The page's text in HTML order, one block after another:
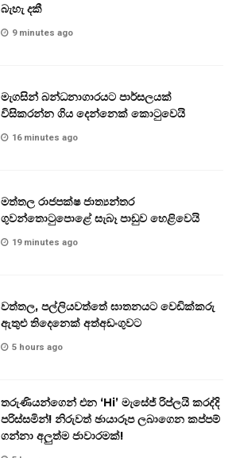
බැහැ දකී
9 minutes ago
මැගසින් බන්ධනාගාරයට පාර්සලයක්
විසිකරන්න ගිය දෙන්නෙක් කොටුවෙයි
16 minutes ago
මත්තල රාජපක්ෂ ජාත්‍යන්තර
ගුවන්තොටුපොළේ සැබෑ පාඩුව හෙළිවෙයි
19 minutes ago
වත්තල, පල්ලියවත්තේ ඝාතනයට වෙඩික්කරු
ඇතුළු තිදෙනෙක් අත්අඩංගුවට
5 hours ago
තරුණියන්ගෙන් එන ‘Hi’ මැසේජ් රිප්ලයි කරද්දි
පරිස්සමින්! නිරුවත් ඡායාරූප ලබාගෙන කප්පම්
ගන්නා අලුත්ම ජාවාරමක්!